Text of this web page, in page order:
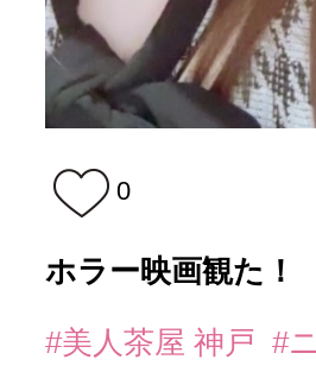
0
ホラー映画観た！
#美人茶屋 神戸 #